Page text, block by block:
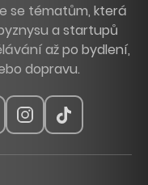
se tématům, která
a startupů
až po bydlení,
dopravu.